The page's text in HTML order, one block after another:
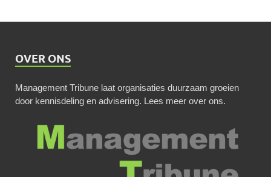
OVER ONS
Management Tribune laat organisaties duurzaam groeien
door kennisdeling en advisering. Lees meer over ons.